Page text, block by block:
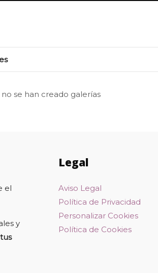
se han creado galerías
el
y
Legal
Aviso Legal
Política de Privacidad
Personalizar Cookies
Política de Cookies